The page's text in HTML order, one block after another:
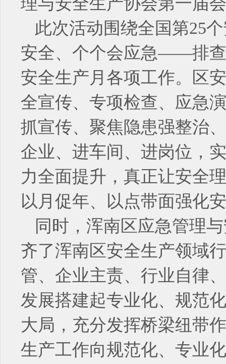
此次活动围绕全国第25
安全、个个会应急——排查
安全生产月各项工作。区
全宣传、专项检查、应急
抓宣传、聚焦隐患强整治
企业、进车间、进岗位，
力全面提升，真正让安全
以月促年、以点带面强化
同时，浑南区应急管理
齐了浑南区安全生产领域
管、企业主责、行业自律
发展搭建起专业化、规范
大局，充分发挥桥梁纽带
生产工作向规范化、专业